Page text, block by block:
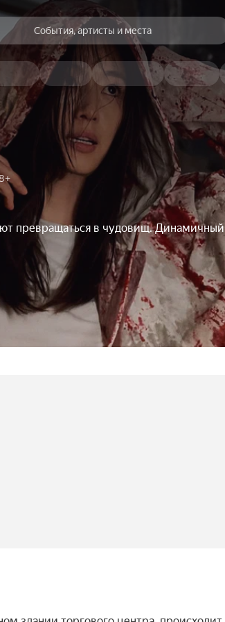
События, артисты и места
превращаться в чудовищ.